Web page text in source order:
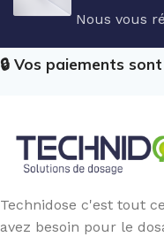
Nous vous
🔒 Vos paiements
Technidose c'est tout
avez besoin pour le